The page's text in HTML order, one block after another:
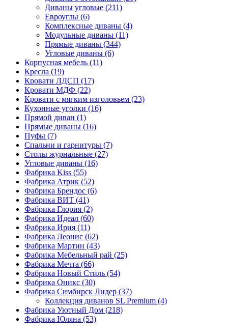
Диваны угловые (211)
Евроуглы (6)
Комплексные диваны (4)
Модульные диваны (11)
Прямые диваны (344)
Угловые диваны (6)
Корпусная мебель (11)
Кресла (19)
Кровати ЛДСП (17)
Кровати МДФ (22)
Кровати с мягким изголовьем (23)
Кухонные уголки (16)
Прямой диван (1)
Прямые диваны (16)
Пуфы (7)
Спальни и гарнитуры (7)
Столы журнальные (27)
Угловые диваны (16)
Фабрика Kiss (55)
Фабрика Атрик (52)
Фабрика Брендос (6)
Фабрика ВИТ (41)
Фабрика Глория (2)
Фабрика Идеал (60)
Фабрика Ирия (11)
Фабрика Леонис (62)
Фабрика Мартин (43)
Фабрика Мебельный рай (25)
Фабрика Мечта (66)
Фабрика Новый Стиль (54)
Фабрика Оникс (30)
Фабрика Симбирск Лидер (37)
Коллекция диванов SL Premium (4)
Фабрика Уютный Дом (218)
Фабрика Юляна (53)